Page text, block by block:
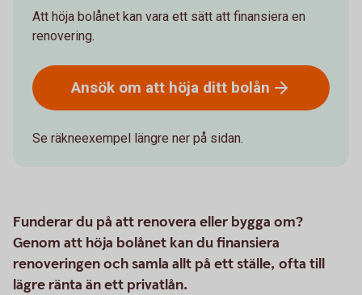
Att höja bolånet kan vara ett sätt att finansiera en
renovering.
Ansök om att höja ditt bolån
Se räkneexempel längre ner på sidan.
Funderar du på att renovera eller bygga om?
Genom att höja bolånet kan du finansiera
renoveringen och samla allt på ett ställe, ofta till
lägre ränta än ett privatlån.